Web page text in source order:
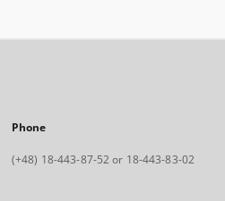
Phone
(+48) 18-443-87-52 or 18-443-83-02